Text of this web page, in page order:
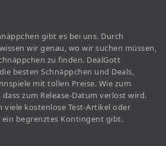
gibt es bei uns. Durch
wir genau, wo wir suchen müssen,
zu finden. DealGott
besten Schnäppchen und Deals,
mit tollen Preise. Wie zum
zum Release-Datum verlost wird.
viele kostenlose Test-Artikel oder
ein begrenztes Kontingent gibt.